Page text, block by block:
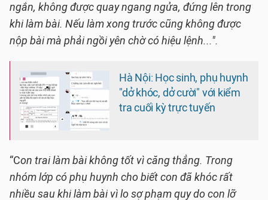
ngắn, không được quay ngang ngửa, đứng lên trong
khi làm bài. Nếu làm xong trước cũng không được
nộp bài mà phải ngồi yên chờ có hiệu lệnh...".
Hà Nội: Học sinh, phụ huynh
"dở khóc, dở cười" với kiểm
tra cuối kỳ trực tuyến
“Con trai làm bài không tốt vì căng thẳng. Trong
nhóm lớp có phụ huynh cho biết con đã khóc rất
nhiều sau khi làm bài vì lo sợ phạm quy do con lỡ